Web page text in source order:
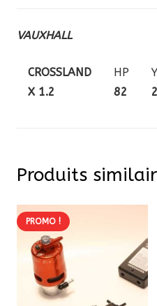
VAUXHALL
CROSSLAND
X 1.2
HP
82
Produits
PROMO !